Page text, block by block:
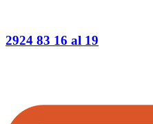
2924 83 16 al 19